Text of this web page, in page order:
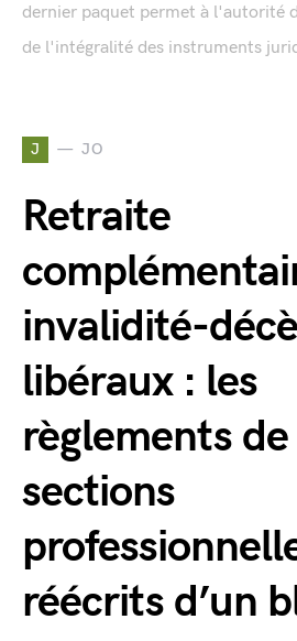
dernier paquet permet à l'autorité
de l'intégralité des instruments
J JO
Retraite
invalidité-
libéraux : les
règlements
sections
réécrits d’un